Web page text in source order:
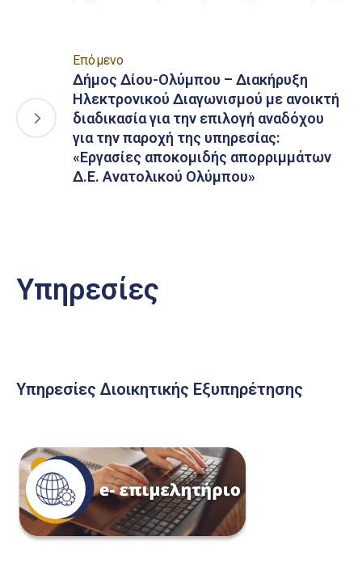
Επόμενο
Δήμος Δίου-Ολύμπου – Διακήρυξη
Ηλεκτρονικού Διαγωνισμού με ανοικτή
διαδικασία για την επιλογή αναδόχου
για την παροχή της υπηρεσίας:
«Εργασίες αποκομιδής απορριμμάτων
Δ.Ε. Ανατολικού Ολύμπου»
Υπηρεσίες
Υπηρεσίες Διοικητικής Εξυπηρέτησης